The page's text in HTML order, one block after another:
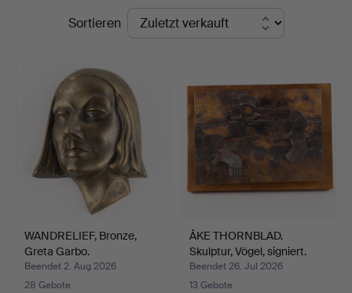
EndpreiseSortieren
WANDRELIEF, Bronze,
Greta Garbo.
Beendet 2. Aug 2026
28 Gebote
ÅKE THORNBLAD.
Skulptur, Vögel, signiert.
Beendet 26. Jul 2026
13 Gebote